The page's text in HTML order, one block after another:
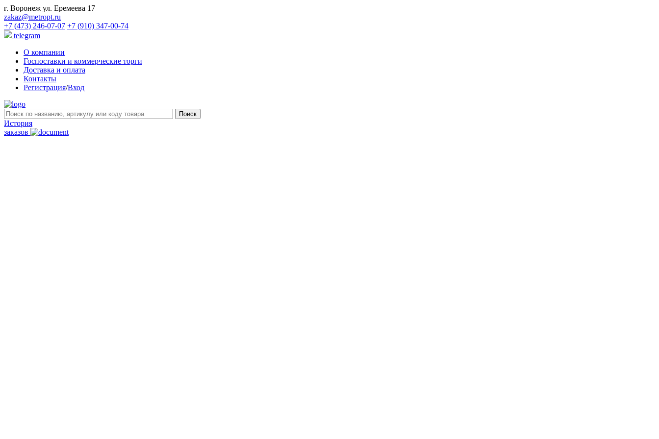
г. Воронеж ул. Еремеева 17
zakaz@metropt.ru
+7 (473) 246-07-07 +7 (910) 347-00-74
telegram
О компании
Госпоставки и коммерческие торги
Доставка и оплата
Контакты
Регистрация/Вход
История
заказов